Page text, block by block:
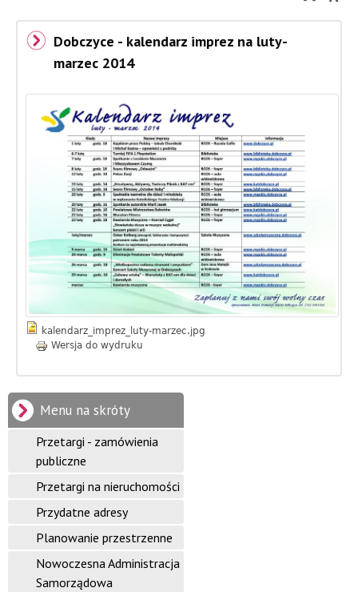
s
I
c
j
n
y
G
m
n
y
D
o
Dobczyce - kalendarz imprez na luty-
marzec 2014
kalendarz_imprez_luty-marzec.jpg
Wersja do wydruku
Menu na skróty
Przetargi - zamówienia
publiczne
Przetargi na nieruchomości
Przydatne adresy
Planowanie przestrzenne
Nowoczesna Administracja
Samorządowa